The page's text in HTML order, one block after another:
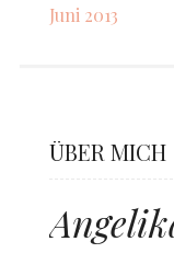
Juni 2013
ÜBER MICH